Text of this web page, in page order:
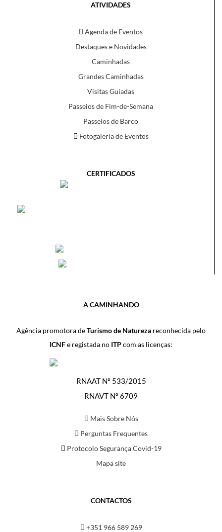
ATIVIDADES
Agenda de Eventos
Destaques e Novidades
Caminhadas
Grandes Caminhadas
Visitas Guiadas
Passeios de Fim-de-Semana
Passeios de Barco
Fotogaleria de Eventos
CERTIFICADOS
A CAMINHANDO
Agência promotora deTurismo de Natureza reconhecida pelo
ICNFe registada no ITPcom as licenças:
RNAAT Nº 533/2015
RNAVT Nº 6709
Mais Sobre Nós
Perguntas Frequentes
Protocolo Segurança Covid-19
Mapa site
CONTACTOS
+351 966 589 269